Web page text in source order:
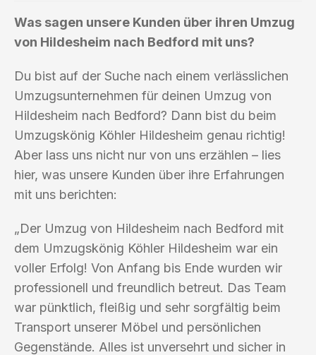
Was sagen unsere Kunden über ihren Umzug
von Hildesheim nach Bedford mit uns?
Du bist auf der Suche nach einem verlässlichen
Umzugsunternehmen für deinen Umzug von
Hildesheim nach Bedford? Dann bist du beim
Umzugskönig Köhler Hildesheim genau richtig!
Aber lass uns nicht nur von uns erzählen – lies
hier, was unsere Kunden über ihre Erfahrungen
mit uns berichten:
„Der Umzug von Hildesheim nach Bedford mit
dem Umzugskönig Köhler Hildesheim war ein
voller Erfolg! Von Anfang bis Ende wurden wir
professionell und freundlich betreut. Das Team
war pünktlich, fleißig und sehr sorgfältig beim
Transport unserer Möbel und persönlichen
Gegenstände. Alles ist unversehrt und sicher in